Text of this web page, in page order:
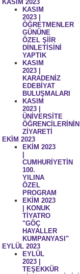
KASIM 2023
KASIM
2023 |
ÖĞRETMENLER
GÜNÜNE
ÖZEL ŞİİR
DİNLETİSİNİ
YAPTIK
KASIM
2023 |
KARADENİZ
EDEBİYAT
BULUŞMALARI
KASIM
2023 |
ÜNİVERSİTE
ÖĞRENCİLERİNİN
ZİYARETİ
EKİM 2023
EKİM 2023
CUMHURİYETİN
100.
YILINA
ÖZEL
PROGRAM
EKİM 2023
| KONUK
TİYATRO
"GÖÇ
HAYALLER
KUMPANYASI"
EYLÜL 2023
EYLÜL
2023 |
TEŞEKKÜR